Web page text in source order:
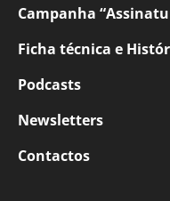
Campanha
Ficha técnica e
Podcasts
Newsletters
Contactos